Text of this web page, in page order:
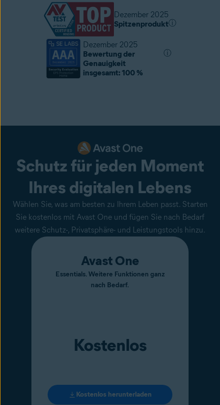
Dezember 2025
Spitzenproduktⓘ
Dezember 2025
Bewertung der
Genauigkeit
insgesamt: 100 %
ⓘ
Schutz für jeden Moment
Ihres digitalen Lebens
Wählen Sie, was am besten zu Ihrem Leben passt. Starten
Sie kostenlos mit Avast One und fügen Sie nach Bedarf
weitere Schutz-, Privatsphäre- und Leistungstools hinzu.
Avast One
Essentials. Weitere Funktionen ganz
nach Bedarf.
Kostenlos
Kostenlos herunterladen